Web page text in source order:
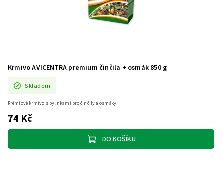
Krmivo AVICENTRA premium činčila + osmák 850 g
Skladem
74 Kč
DO KOŠÍKU
Prémiové krmivo s bylinkami pro činčily a osmáky.